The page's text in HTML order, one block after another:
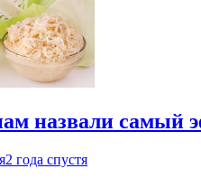
назвали самый
2 года спустя